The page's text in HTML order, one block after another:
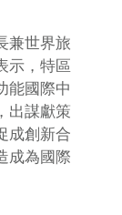
兼世界旅
示，特區
能國際中
出謀獻策
成創新合
成為國際